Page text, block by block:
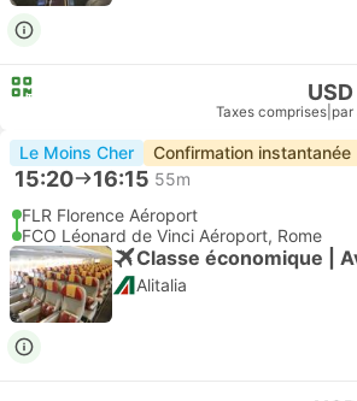
Taxes comprises par
Le Moins Cher Confirmation instantanée
15:20 16:15 55m
FLR Florence Aéroport
FCO Léonard de Vinci Aéroport, Rome
Classe économique |
Alitalia